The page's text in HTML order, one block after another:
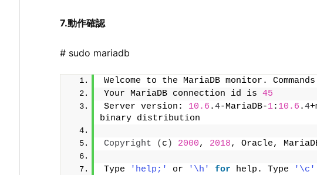
7.動作確認
# sudo mariadb
Welcome to the MariaDB monitor. Commands
Your MariaDB connection id is 45
Server version: 10.6 .4-MariaDB-1: 10.6 .4
binary distribution
Copyright ( c ) 2000, 2018, Oracle,
Type 'help;' or '\h' for help. Type '\c'